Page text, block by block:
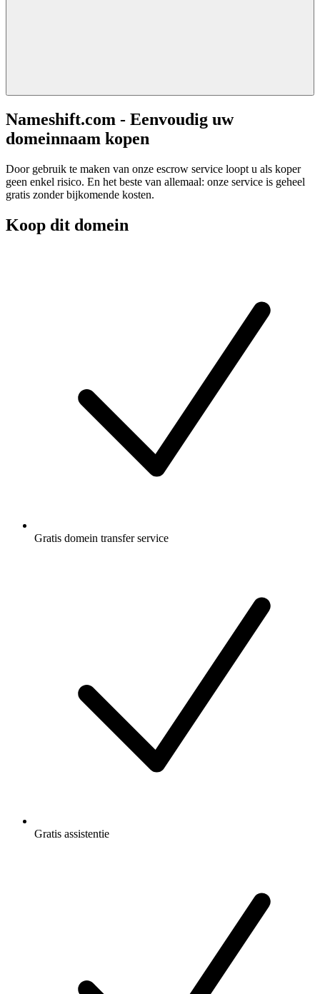
Nameshift.com - Eenvoudig uw
domeinnaam kopen
Door gebruik te maken van onze escrow service loopt u als koper
geen enkel risico. En het beste van allemaal: onze service is geheel
gratis zonder bijkomende kosten.
Koop dit domein
Gratis domein transfer service
Gratis assistentie